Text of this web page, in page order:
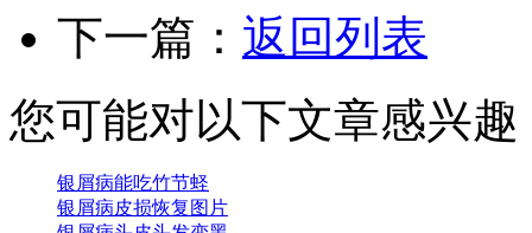
下一篇： 返回列表
您可能对以下文章感兴趣
银屑病能吃竹节蛏
银屑病皮损恢复图片